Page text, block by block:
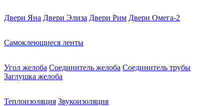
Двери Яна Двери Элиза Двери Рим Двери Омега-2
Самоклеющиеся ленты
Угол желоба Соединитель желоба Соединитель трубы
Заглушка желоба
Теплоизоляция Звукоизоляция